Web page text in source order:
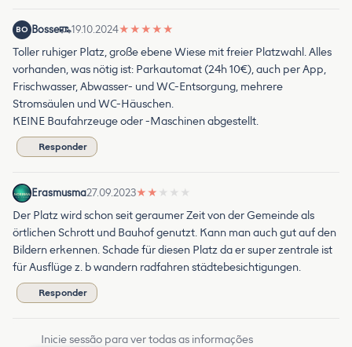
BO Bosse 19.10.2024★ ★ ★ ★ ★
Toller ruhiger Platz, große ebene Wiese mit freier Platzwahl. Alles
vorhanden, was nötig ist: Parkautomat (24h 10€), auch per App,
Frischwasser, Abwasser- und WC-Entsorgung, mehrere
Stromsäulen und WC-Häuschen.
KEINE Baufahrzeuge oder -Maschinen abgestellt.
Responder
Erasmusma27.09.2023★ ★ ★ ★ ★
Der Platz wird schon seit geraumer Zeit von der Gemeinde als
örtlichen Schrott und Bauhof genutzt. Kann man auch gut auf den
Bildern erkennen. Schade für diesen Platz da er super zentrale ist
für Ausflüge z. b wandern radfahren städtebesichtigungen.
Responder
Inicie sessão para ver todas as informações